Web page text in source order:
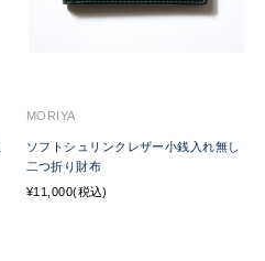
MORIYA
ソフトシュリンクレザー小銭入れ無し
二つ折り財布
¥11,000(税込)